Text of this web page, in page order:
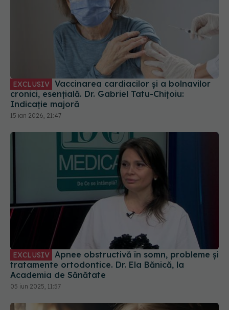
EXCLUSIV
cronici, esențială. Dr. Gabriel Tatu-Chițoiu:
Indicație majoră
15 ian 2026, 21:47
EXCLUSIV
tratamente ortodontice. Dr. Ela Bănică, la
Academia de Sănătate
05 iun 2025, 11:57